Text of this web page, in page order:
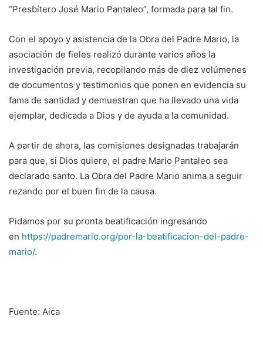
“Presbítero José Mario Pantaleo”, formada para tal fin.
Con el apoyo y asistencia de la Obra del Padre Mario, la
asociación de fieles realizó durante varios años la
investigación previa, recopilando más de diez volúmenes
de documentos y testimonios que ponen en evidencia su
fama de santidad y demuestran que ha llevado una vida
ejemplar, dedicada a Dios y de ayuda a la comunidad.
A partir de ahora, las comisiones designadas trabajarán
para que, si Dios quiere, el padre Mario Pantaleo sea
declarado santo. La Obra del Padre Mario anima a seguir
rezando por el buen fin de la causa.
Pidamos por su pronta beatificación ingresando
en https://padremario.org/por-la-beatificacion-del-padre-
mario/.
Fuente: Aica